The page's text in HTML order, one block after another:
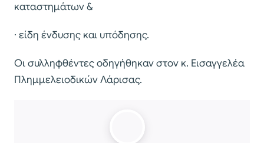
καταστημάτων &
· είδη ένδυσης και υπόδησης.
Οι συλληφθέντες οδηγήθηκαν στον κ. Εισαγγελέα
Πλημμελειοδικών Λάρισας.